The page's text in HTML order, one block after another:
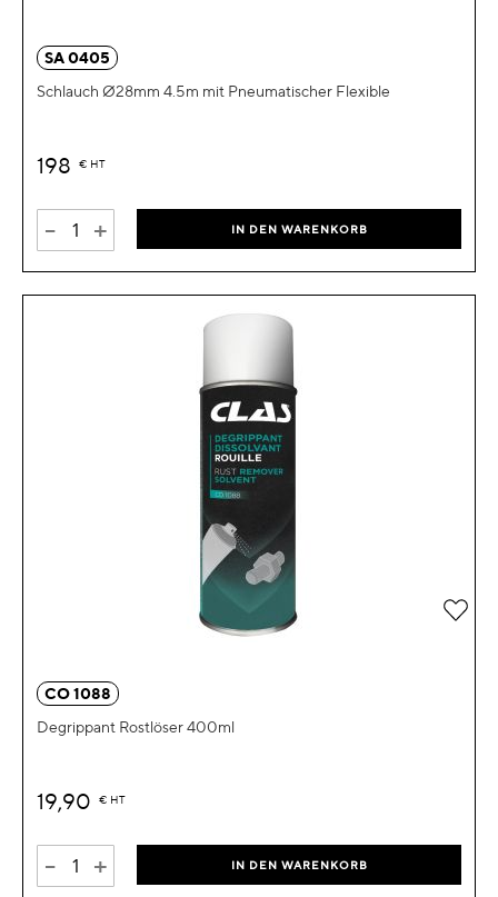
SA 0405
Schlauch Ø28mm 4.5m mit Pneumatischer Flexible
198 € HT
- + IN DEN WARENKORB
CO 1088
Degrippant Rostlöser 400ml
19,90 € HT
- + IN DEN WARENKORB
Zur